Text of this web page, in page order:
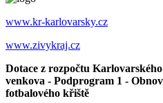
www.kr-karlovarsky.cz
www.zivykraj.cz
Dotace z rozpočtu
venkova - Podprogram 1 -
fotbalového křiště